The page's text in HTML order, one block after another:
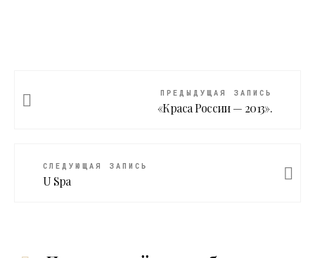
ПРЕДЫДУЩАЯ ЗАПИСЬ
«Краса России — 2013».
СЛЕДУЮЩАЯ ЗАПИСЬ
U Spa